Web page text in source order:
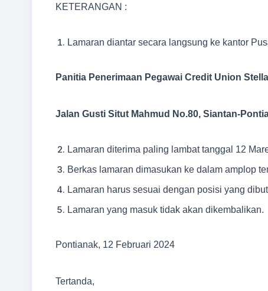
KETERANGAN :
Lamaran diantar secara langsung ke kantor
Panitia Penerimaan Pegawai Credit Union
Jalan Gusti Situt Mahmud No.80, Siantan-
Lamaran diterima paling lambat tanggal 12
Berkas lamaran dimasukan ke dalam amplop
Lamaran harus sesuai dengan posisi yang
Lamaran yang masuk tidak akan dikembalikan.
Pontianak, 12 Februari 2024
Tertanda,